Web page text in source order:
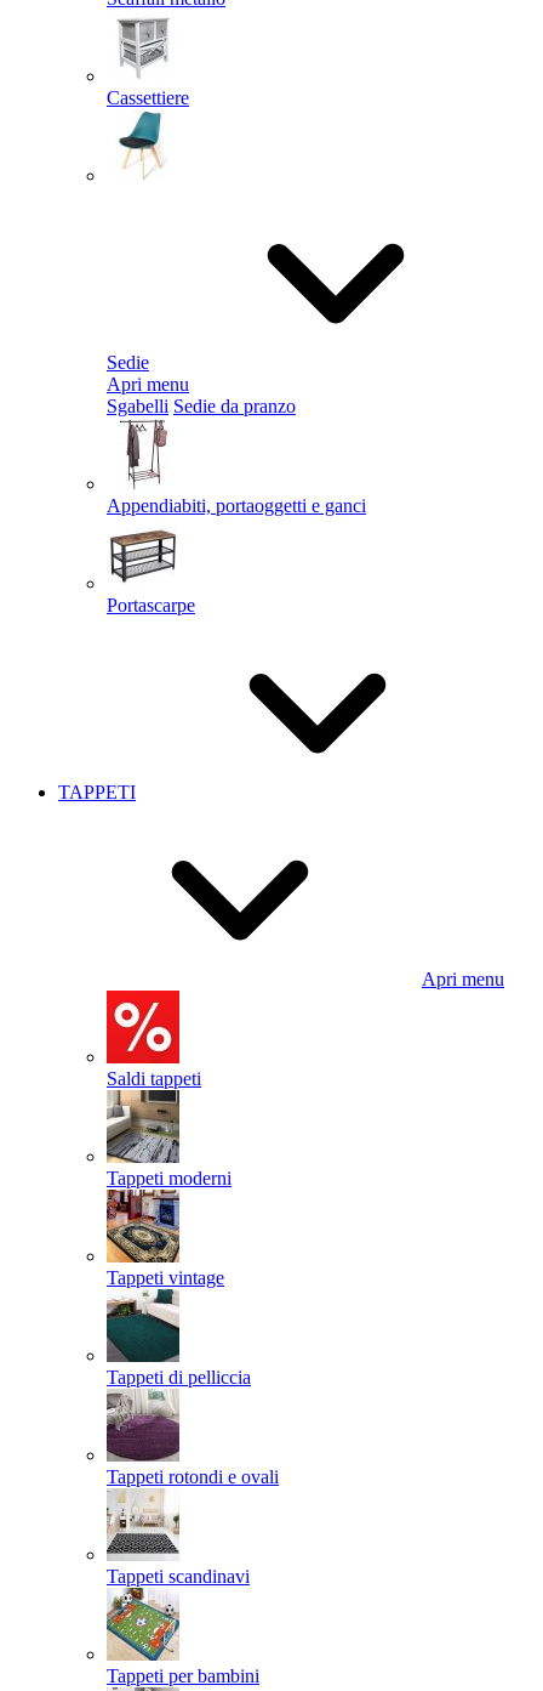
Cassettiere
Sedie
Apri menu
Sgabelli Sedie da pranzo
Appendiabiti, portaoggetti e ganci
Portascarpe
TAPPETI
Apri menu
Saldi tappeti
Tappeti moderni
Tappeti vintage
Tappeti di pelliccia
Tappeti rotondi e ovali
Tappeti scandinavi
Tappeti per bambini